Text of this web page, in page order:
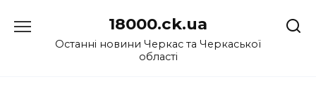
до
18000.ck.ua
Останні новини Черкас та Черкаської
області